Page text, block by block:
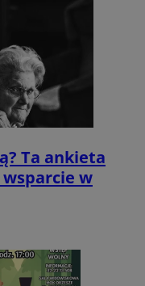
Ta ankieta
wsparcie w